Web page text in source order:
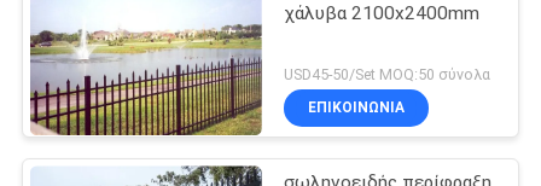
χάλυβα 2100x2400mm
USD45-50/Set MOQ:50 σύνολα
ΕΠΙΚΟΙΝΩΝΙΑ